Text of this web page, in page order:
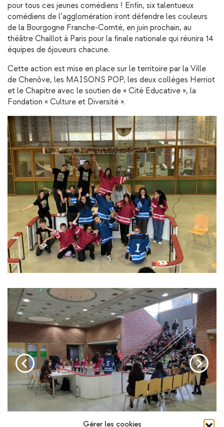
Gérer les cookies
pour tous ces jeunes comédiens ! Enfin, six talentueux
comédiens de l’agglomération iront défendre les couleurs
de la Bourgogne Franche-Comté, en juin prochain, au
théâtre Chaillot à Paris pour la finale nationale qui réunira 14
équipes de 6joueurs chacune.
Cette action est mise en place sur le territoire par la Ville
de Chenôve, les MAISONS POP, les deux collèges Herriot
et le Chapitre avec le soutien de « Cité Educative », la
Fondation « Culture et Diversité ».